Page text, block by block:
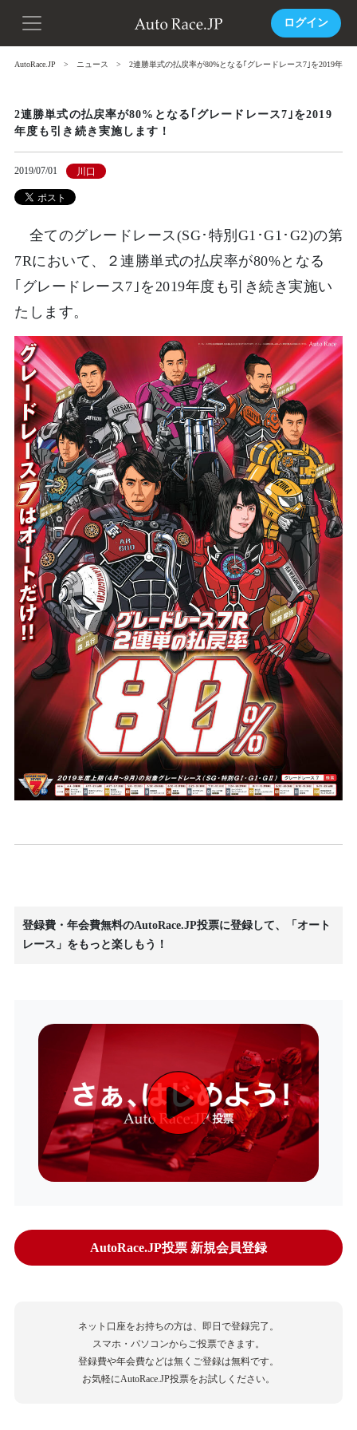
ログイン
AutoRace.JP ニュース 2連勝単式の払戻率が80%となる｢グレードレース7｣を2019年度
2連勝単式の払戻率が80%となる｢グレードレース7｣を2019
年度も引き続き実施します！
2019/07/01 川口
全てのグレードレース(SG･特別G1･G1･G2)の第
7Rにおいて、２連勝単式の払戻率が80%となる
｢グレードレース7｣を2019年度も引き続き実施い
たします。
登録費・年会費無料のAutoRace.JP投票に登録して、「オート
レース」をもっと楽しもう！
AutoRace.JP投票 新規会員登録
ネット口座をお持ちの方は、即日で登録完了。
スマホ・パソコンからご投票できます。
登録費や年会費などは無くご登録は無料です。
お気軽にAutoRace.JP投票をお試しください。